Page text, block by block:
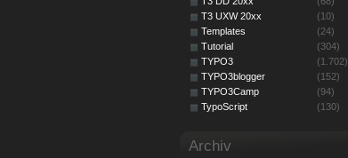
T3 UXW 20xx
(10)
Templates
(24)
Tutorial
(304)
TYPO3
(1.702)
TYPO3blogger
(152)
TYPO3Camp
(94)
TypoScript
(130)
Archiv